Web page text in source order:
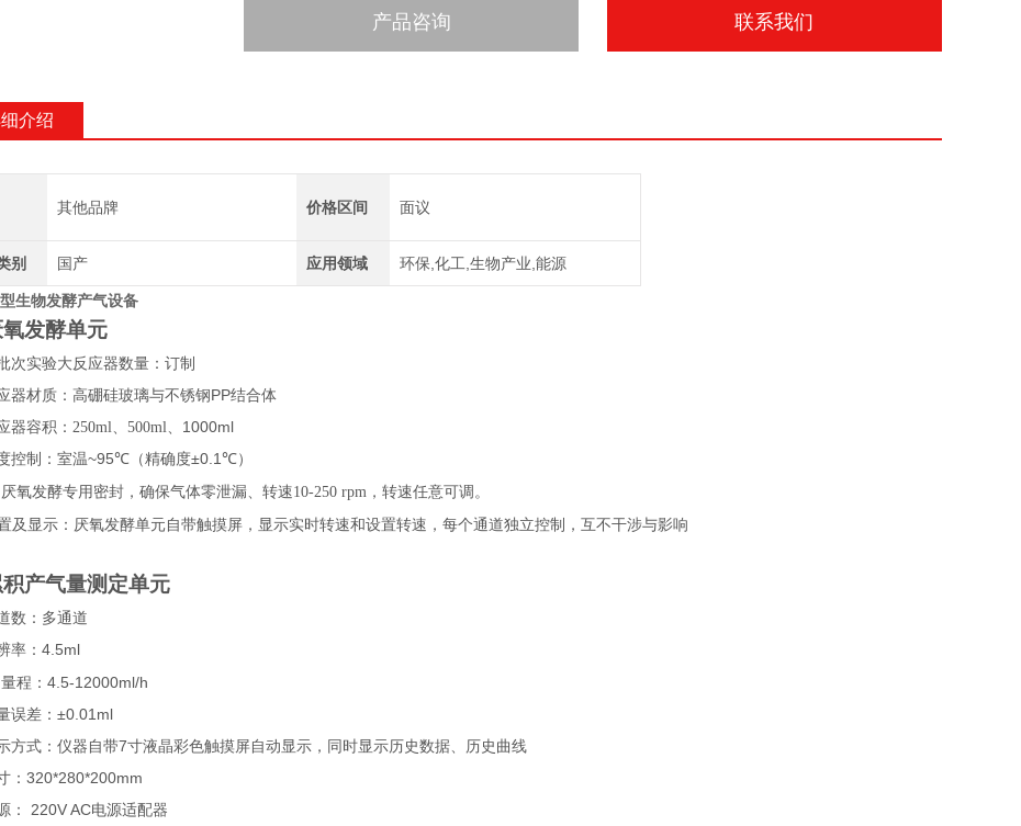
产品咨询 联系我们
介绍
其他品牌 价格区间 面议
别 国产 应用领域 环保,化工,生物产业,能源
生物发酵产气设备
氧发酵单元
次实验大反应器数量：订制
器材质：高硼硅玻璃与不锈钢PP结合体
器容积：250ml、500ml、 1000ml
控制：室温~95℃ （精确度±0.1℃）
厌氧发酵专用密封，确保气体零泄漏、转速10-250 rpm，转速任意可调。
及显示：厌氧发酵单元自带触摸屏，显示实时转速和设置转速，每个通道独立控制，互不干涉与影响
积产气量测定单元
数：多通道
率： 4.5ml
量程： 4.5-12000ml/h
误差： ±0.01ml
方式：仪器自带7寸液晶彩色触摸屏自动显示，同时显示历史数据、历史曲线
： 320*280*200mm
： 220V AC电源适配器